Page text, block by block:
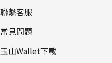
聯繫客服
常見問題
玉山Wallet下載